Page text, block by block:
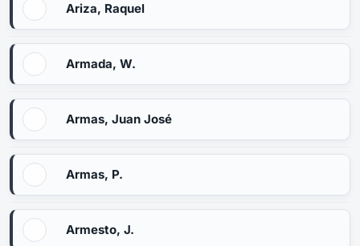
Ariza, Raquel
Armada, W.
Armas, Juan José
Armas, P.
Armesto, J.